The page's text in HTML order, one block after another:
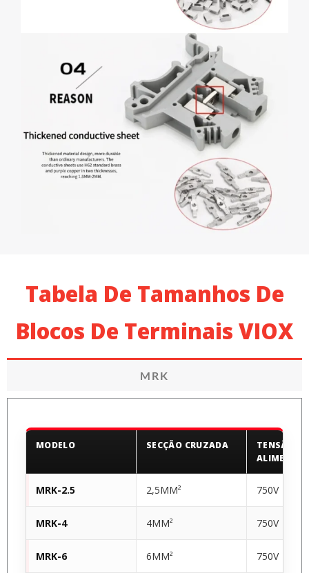
Tabela De Tamanhos De
Blocos De Terminais VIOX
MRK
MODELO SECÇÃO CRUZADA
TENSÃO DE
MRK-2.5 2,5MM² 750V
MRK-4 4MM² 750V
MRK-6 6MM² 750V